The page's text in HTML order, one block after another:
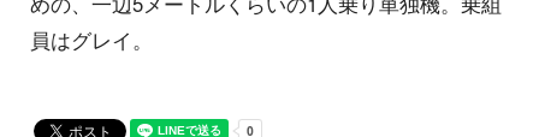
員はグレイ。